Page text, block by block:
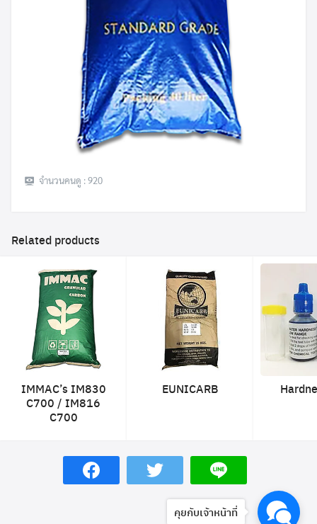
Search
จำนวนคนดู :920
Related products
IMMAC’s IM830
C700 / IM816
C700
EUNICARB
คุยกับเจ้าหน้าที่